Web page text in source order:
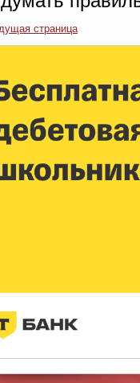
страница